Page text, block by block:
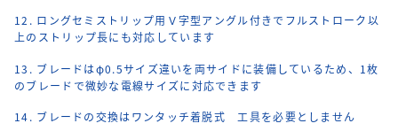
12. ロングセミストリップ用Ｖ字型アングル付きでフルストローク以
上のストリップ長にも対応しています
13. ブレードはφ0.5サイズ違いを両サイドに装備しているため、1枚
のブレードで微妙な電線サイズに対応できます
14. ブレードの交換はワンタッチ着脱式 工具を必要としません